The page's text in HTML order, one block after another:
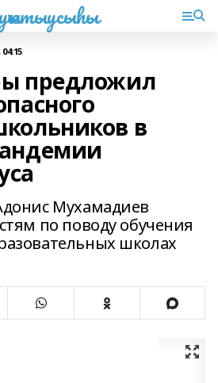
предложил
в
Мухамадиев
по поводу обучения
школах